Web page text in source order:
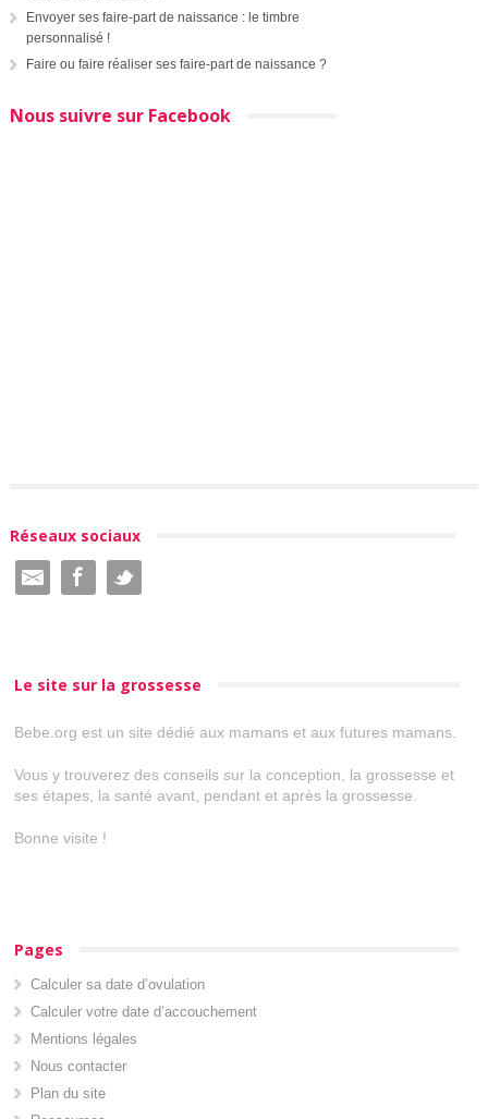
Envoyer ses faire-part de naissance : le timbre
personnalisé !
Faire ou faire réaliser ses faire-part de naissance ?
Nous suivre sur Facebook
Réseaux sociaux
Le site sur la grossesse
Bebe.org est un site dédié aux mamans et aux futures mamans.
Vous y trouverez des conseils sur la conception, la grossesse et
ses étapes, la santé avant, pendant et après la grossesse.
Bonne visite !
Pages
Calculer sa date d’ovulation
Calculer votre date d’accouchement
Mentions légales
Nous contacter
Plan du site